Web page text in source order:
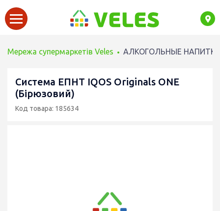
Мережа супермаркетів Veles АЛКОГОЛЬНЫЕ
Система ЕПНТ IQOS Originals ONE
(Бірюзовий)
Код товара: 185634